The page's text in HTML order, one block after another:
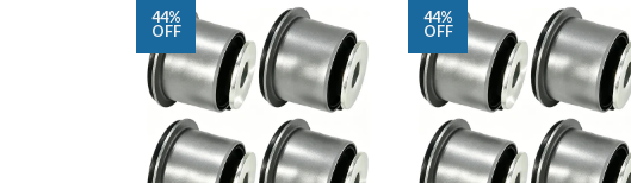
44%
OFF
44%
OFF